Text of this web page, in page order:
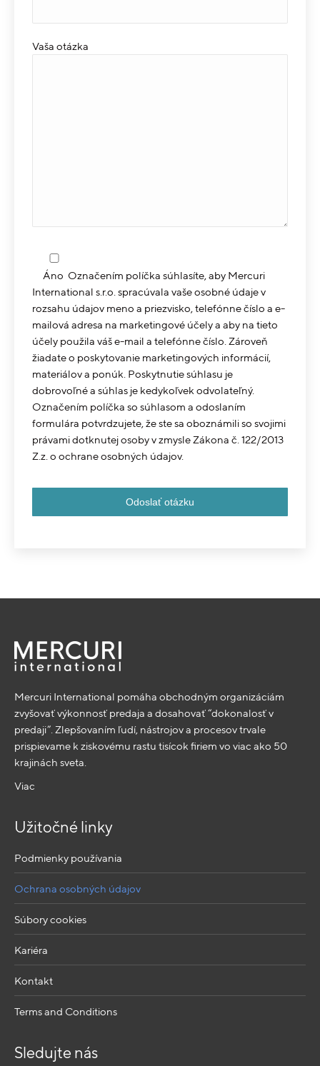
Vaša otázka
Áno Označením políčka súhlasíte, aby Mercuri
International s.r.o. spracúvala vaše osobné údaje v
rozsahu údajov meno a priezvisko, telefónne číslo a e-
mailová adresa na marketingové účely a aby na tieto
účely použila váš e-mail a telefónne číslo. Zároveň
žiadate o poskytovanie marketingových informácií,
materiálov a ponúk. Poskytnutie súhlasu je
dobrovoľné a súhlas je kedykoľvek odvolateľný.
Označením políčka so súhlasom a odoslaním
formulára potvrdzujete, že ste sa oboznámili so svojimi
právami dotknutej osoby v zmysle Zákona č. 122/2013
Z.z. o ochrane osobných údajov.
Mercuri International pomáha obchodným organizáciám
zvyšovať výkonnosť predaja a dosahovať “dokonalosť v
predaji”. Zlepšovaním ľudí, nástrojov a procesov trvale
prispievame k ziskovému rastu tisícok firiem vo viac ako 50
krajinách sveta.
Viac
Užitočné linky
Podmienky používania
Ochrana osobných údajov
Súbory cookies
Kariéra
Kontakt
Terms and Conditions
Sledujte nás